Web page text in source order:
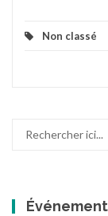
Non classé